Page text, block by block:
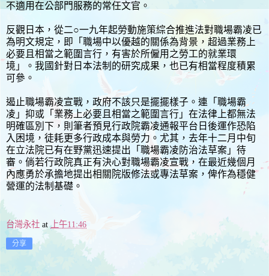
不適用在公部門服務的常任文官。
反觀日本，從二○一九年起勞動施策綜合推進法對職場霸凌已
為明文規定，即「職場中以優越的關係為背景，超過業務上
必要且相當之範圍言行，有害於所僱用之勞工的就業環
境」。我國針對日本法制的研究成果，也已有相當程度積累
可參。
遏止職場霸凌宣戰，政府不該只是擺擺樣子。連「職場霸
凌」抑或「業務上必要且相當之範圍言行」在法律上都無法
明確區別下，則筆者預見行政院霸凌通報平台日後運作恐陷
入困境，徒耗更多行政成本與勞力。尤其，去年十二月中旬
在立法院已有在野黨迅速提出「職場霸凌防治法草案」待
審。倘若行政院真正有決心對職場霸凌宣戰，在最近幾個月
內應勇於承擔地提出相關院版修法或專法草案，俾作為穩健
營運的法制基礎。
台灣永社 at上午11:46
分享